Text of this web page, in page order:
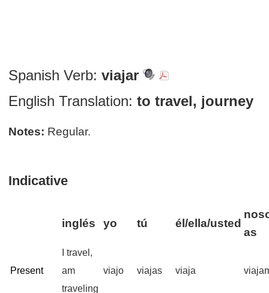
Spanish Verb: viajar
English Translation: to travel, journey
Notes: Regular.
Indicative
inglés yo tú él/ella/usted
as
Present
I travel,
am
traveling
viajo viajas viaja